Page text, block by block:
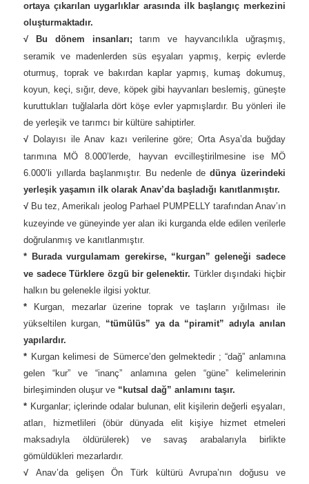
ortaya çıkarılan uygarlıklar arasında ilk başlangıç merkezini
oluşturmaktadır.
√
Bu dönem insanları; tarım ve hayvancılıkla uğraşmış,
seramik ve madenlerden süs eşyaları yapmış, kerpiç evlerde
oturmuş, toprak ve bakırdan kaplar yapmış, kumaş dokumuş,
koyun, keçi, sığır, deve, köpek gibi hayvanları beslemiş, güneşte
kuruttukları tuğlalarla dört köşe evler yapmışlardır. Bu yönleri ile
de yerleşik ve tarımcı bir kültüre sahiptirler.
√ Dolayısı ile Anav kazı verilerine göre; Orta Asya’da buğday
tarımına MÖ 8.000’lerde, hayvan evcilleştirilmesine ise MÖ
6.000’li yıllarda başlanmıştır. Bu nedenle dedünya üzerindeki
yerleşik yaşamın ilk olarak Anav’da başladığı kanıtlanmıştır.
√ Bu tez, Amerikalı jeolog Parhael PUMPELLY tarafından Anav’ın
kuzeyinde ve güneyinde yer alan iki kurganda elde edilen verilerle
doğrulanmış ve kanıtlanmıştır.
* Burada vurgulamam gerekirse, “kurgan” geleneği sadece
ve sadece Türklere özgü bir gelenektir. Türkler dışındaki hiçbir
halkın bu gelenekle ilgisi yoktur.
* Kurgan, mezarlar üzerine toprak ve taşların yığılması ile
yükseltilen kurgan, “tümülüs” ya da “piramit” adıyla anılan
yapılardır.
* Kurgan kelimesi de Sümerce’den gelmektedir ; “dağ” anlamına
gelen “kur” ve “inanç” anlamına gelen “güne” kelimelerinin
birleşiminden oluşur ve “kutsal dağ” anlamını taşır.
* Kurganlar; içlerinde odalar bulunan, elit kişilerin değerli eşyaları,
atları, hizmetlileri (öbür dünyada elit kişiye hizmet etmeleri
maksadıyla öldürülerek) ve savaş arabalarıyla birlikte
gömüldükleri mezarlardır.
√Anav’da gelişen Ön Türk kültürü Avrupa’nın doğusu ve